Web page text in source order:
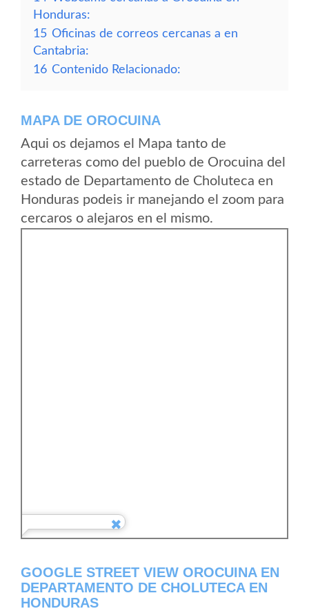
Honduras:
15 Oficinas de correos cercanas a en
Cantabria:
16 Contenido Relacionado:
MAPA DE OROCUINA
Aqui os dejamos el Mapa tanto de
carreteras como del pueblo de Orocuina del
estado de Departamento de Choluteca en
Honduras podeis ir manejando el zoom para
cercaros o alejaros en el mismo.
GOOGLE STREET VIEW OROCUINA EN
DEPARTAMENTO DE CHOLUTECA EN
HONDURAS